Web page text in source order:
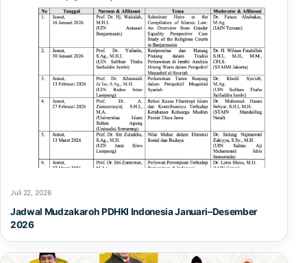
Juli 22, 2026
Jadwal Mudzakaroh PDHKI Indonesia Januari–Desember
2026